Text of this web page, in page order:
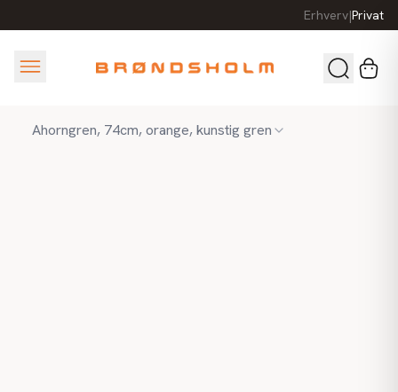
Erhverv|Privat
Ahorngren, 74cm, orange, kunstig gren